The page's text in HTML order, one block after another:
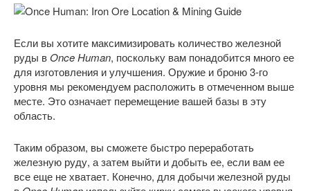
Если вы хотите максимизировать количество железной
руды в Once Human, поскольку вам понадобится много ее
для изготовления и улучшения. Оружие и броню 3-го
уровня мы рекомендуем расположить в отмеченном выше
месте. Это означает перемещение вашей базы в эту
область.
Таким образом, вы сможете быстро переработать
железную руду, а затем выйти и добыть ее, если вам ее
все еще не хватает. Конечно, для добычи железной руды